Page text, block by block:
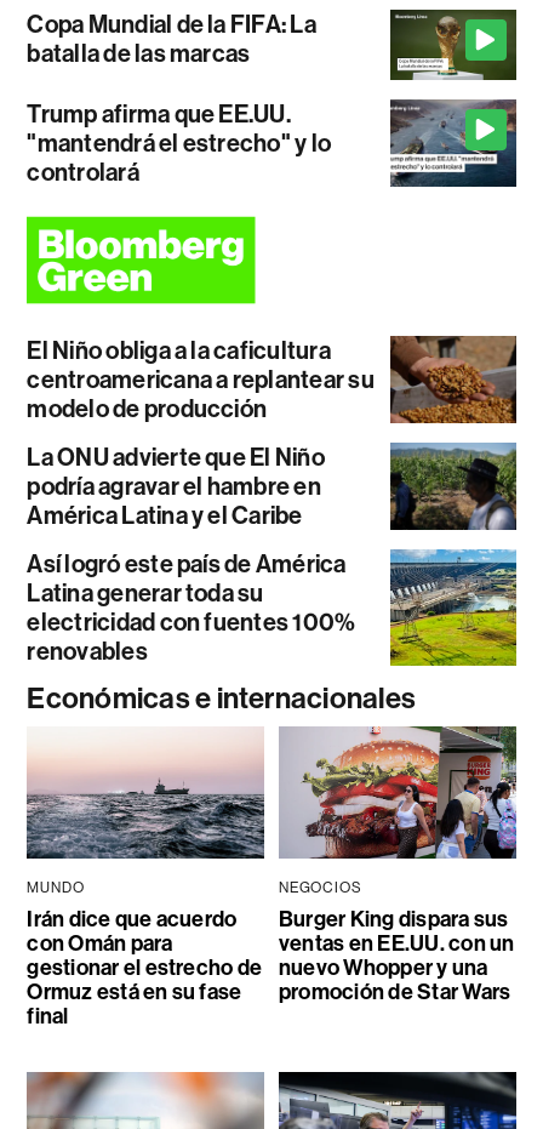
Copa Mundial de la FIFA: La
batalla de las marcas
Trump afirma que EE.UU.
"mantendrá el estrecho" y lo
controlará
El Niño obliga a la caficultura
centroamericana a replantear su
modelo de producción
La ONU advierte que El Niño
podría agravar el hambre en
América Latina y el Caribe
Así logró este país de América
Latina generar toda su
electricidad con fuentes 100%
renovables
Económicas e internacionales
MUNDO
Irán dice que acuerdo
con Omán para
gestionar el estrecho de
Ormuz está en su fase
final
NEGOCIOS
Burger King dispara sus
ventas en EE.UU. con un
nuevo Whopper y una
promoción de Star Wars